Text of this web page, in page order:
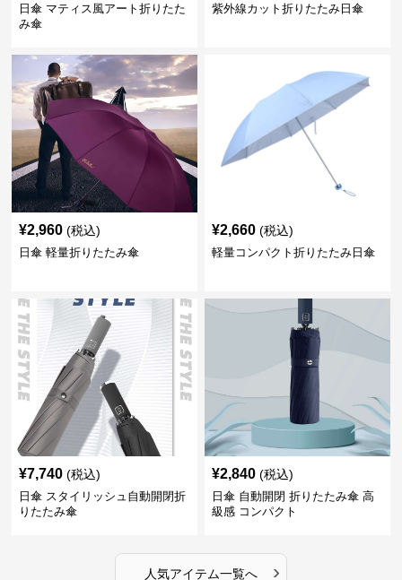
日傘 マティス風アート折りたた
み傘
紫外線カット折りたたみ日傘
¥2,960 (税込)
日傘 軽量折りたたみ傘
¥2,660 (税込)
軽量コンパクト折りたたみ日傘
¥7,740 (税込)
日傘 スタイリッシュ自動開閉折
りたたみ傘
¥2,840 (税込)
日傘 自動開閉 折りたたみ傘 高
級感 コンパクト
人気アイテム一覧へ ›